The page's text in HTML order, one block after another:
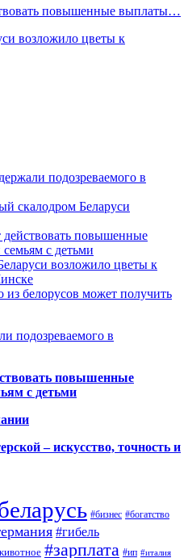
повышенные выплаты…
возложило цветы к
подозреваемого в
скалодром Беларуси
повышенные
с детьми
возложило цветы к
из белорусов может получить
подозреваемого в
повышенные
с детьми
– искусство, точность и
#бизнес #богатство
#гибель
#зарплата #ип #италия